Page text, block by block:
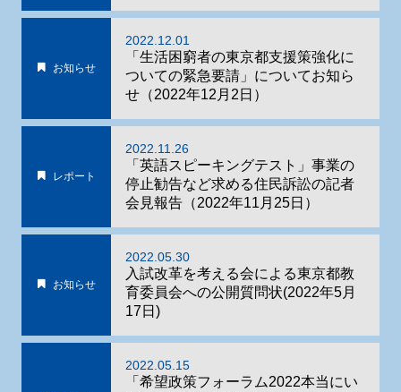
お知らせ
2022.12.01
「生活困窮者の東京都支援策強化に
ついての緊急要請」についてお知ら
せ（2022年12月2日）
レポート
2022.11.26
「英語スピーキングテスト」事業の
停止勧告など求める住民訴訟の記者
会見報告（2022年11月25日）
お知らせ
2022.05.30
入試改革を考える会による東京都教
育委員会への公開質問状(2022年5月
17日)
2022.05.15
「希望政策フォーラム2022本当にい